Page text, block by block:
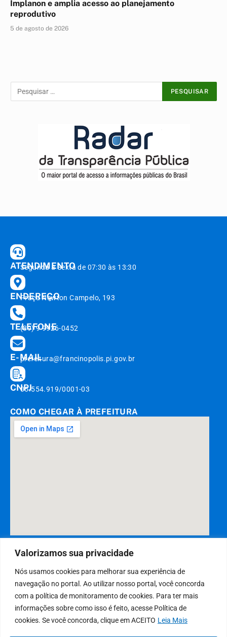
Valorizamos sua privacidade
Nós usamos cookies para melhorar sua experiência de
navegação no portal. Ao utilizar nosso portal, você concorda
com a política de monitoramento de cookies. Para ter mais
informações sobre como isso é feito, acesse Política de
cookies. Se você concorda, clique em ACEITO Leia Mais
Implanon e amplia acesso ao planejamento
reprodutivo
5 de agosto de 2026
ATENDIMENTO
Segunda à Sexta de 07:30 às 13:30
ENDEREÇO
Praça Newton Campelo, 193
TELEFONE
(89) 9 9926-0452
E-MAIL
prefeitura@francinopolis.pi.gov.br
CNPJ06.554.919/0001-03
COMO CHEGAR À PREFEITURA
DESENVOLVIDO POR CR2
Muito mais que criar siteou sistema para prefeituras
! Realizamos
assessoria
as exigências dasleis de transparência públicaserão atendidas.